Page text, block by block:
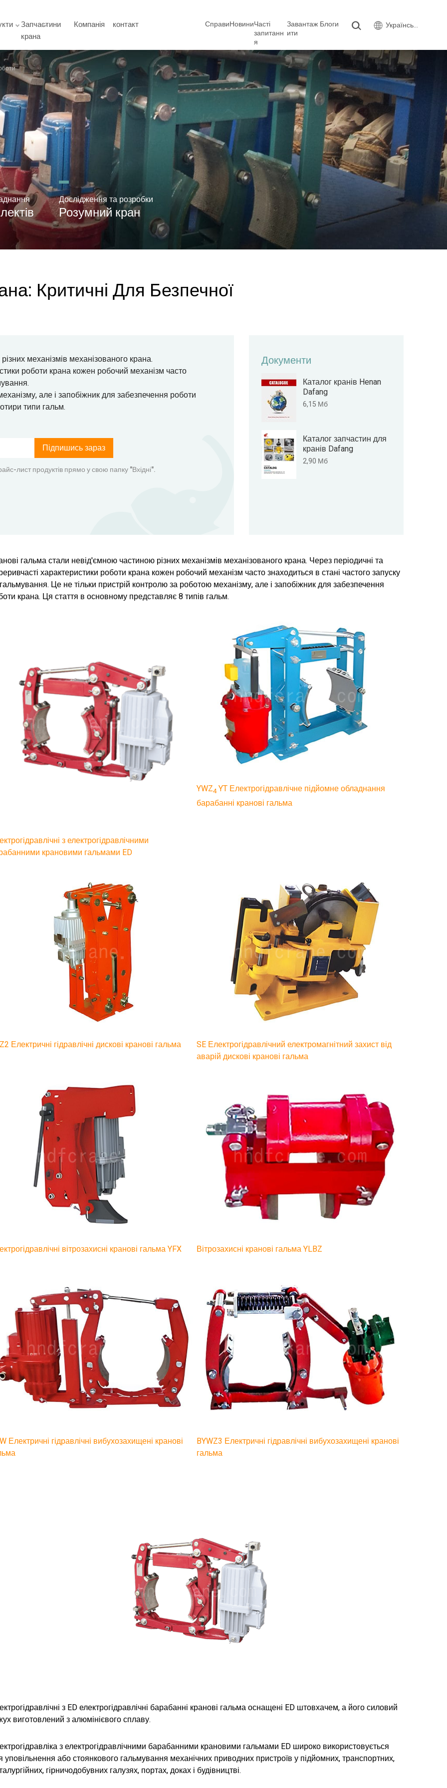
Запчастини
крана
Компанія контакт СправиНовиниЧасті
запитанн
я
Завантаж
ити
Блоги Українська
Дослідження та розробки
Розумний кран
Критичні Для Безпечної
механізмів механізованого крана.
роботи крана кожен робочий механізм часто
але і запобіжник для забезпечення роботи
типи гальм.
Підпишись зараз
лист продуктів прямо у свою папку "Вхідні".
Документи
Каталог кранів Henan
Dafang
6,15 Мб
Каталог запчастин для
кранів Dafang
2,90 Мб
гальма стали невід'ємною частиною різних механізмів механізованого крана. Через періодичні та
характеристики роботи крана кожен робочий механізм часто знаходиться в стані частого запуску
Це не тільки пристрій контролю за роботою механізму, але і запобіжник для забезпечення
крана. Ця стаття в основному представляє 8 типів гальм.
з електрогідравлічними
крановими гальмами ED
YWZ4YT Електрогідравлічне підйомне обладнання
барабанні кранові гальма
Електричні гідравлічні дискові кранові гальма
SE Електрогідравлічний електромагнітний захист від
аварій дискові кранові гальма
вітрозахисні кранові гальма YFX Вітрозахисні кранові гальма YLBZ
Електричні гідравлічні вибухозахищені кранові
BYWZ3 Електричні гідравлічні вибухозахищені кранові
гальма
з ED електрогідравлічні барабанні кранові гальма оснащені ED штовхачем, а його силовий
виготовлений з алюмінієвого сплаву.
з електрогідравлічними барабанними крановими гальмами ED широко використовується
уповільнення або стоянкового гальмування механічних приводних пристроїв у підйомних, транспортних,
гірничодобувних галузях, портах, доках і будівництві.